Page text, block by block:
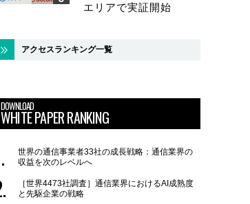
エリアで実証開始
アクセスランキング一覧
DOWNLOAD
WHITE PAPER RANKING
世界の通信事業者33社の成長戦略：通信業界の
収益を次のレベルへ
［世界4473社調査］通信業界におけるAI成熟度
と先駆企業の戦略